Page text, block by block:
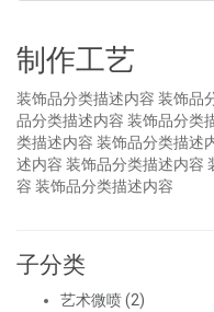
制作工艺
装饰品分类描述内容 装饰品
品分类描述内容 装饰品分类
类描述内容 装饰品分类描述
述内容 装饰品分类描述内容
容 装饰品分类描述内容
子分类
艺术微喷 (2)